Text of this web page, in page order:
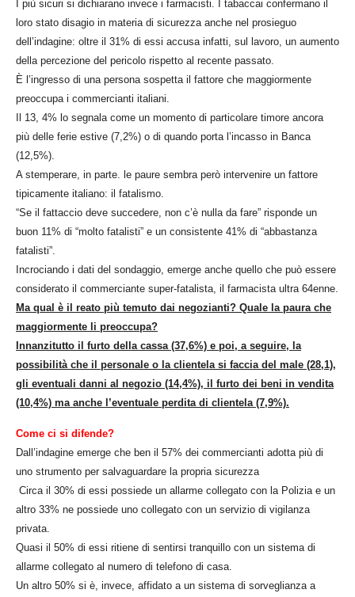
I più sicuri si dichiarano invece i farmacisti. I tabaccai confermano il
loro stato disagio in materia di sicurezza anche nel prosieguo
dell’indagine: oltre il 31% di essi accusa infatti, sul lavoro, un aumento
della percezione del pericolo rispetto al recente passato.
È l’ingresso di una persona sospetta il fattore che maggiormente
preoccupa i commercianti italiani.
Il 13, 4% lo segnala come un momento di particolare timore ancora
più delle ferie estive (7,2%) o di quando porta l’incasso in Banca
(12,5%).
A stemperare, in parte. le paure sembra però intervenire un fattore
tipicamente italiano: il fatalismo.
“Se il fattaccio deve succedere, non c’è nulla da fare” risponde un
buon 11% di “molto fatalisti” e un consistente 41% di “abbastanza
fatalisti”.
Incrociando i dati del sondaggio, emerge anche quello che può essere
considerato il commerciante super-fatalista, il farmacista ultra 64enne.
Ma qual è il reato più temuto dai negozianti? Quale la paura che
maggiormente li preoccupa?
Innanzitutto il furto della cassa (37,6%) e poi, a seguire, la
possibilità che il personale o la clientela si faccia del male (28,1),
gli eventuali danni al negozio (14,4%), il furto dei beni in vendita
(10,4%) ma anche l’eventuale perdita di clientela (7,9%).
Come ci si difende?
Dall’indagine emerge che ben il 57% dei commercianti adotta più di
uno strumento per salvaguardare la propria sicurezza
Circa il 30% di essi possiede un allarme collegato con la Polizia e un
altro 33% ne possiede uno collegato con un servizio di vigilanza
privata.
Quasi il 50% di essi ritiene di sentirsi tranquillo con un sistema di
allarme collegato al numero di telefono di casa.
Un altro 50% si è, invece, affidato a un sistema di sorveglianza a